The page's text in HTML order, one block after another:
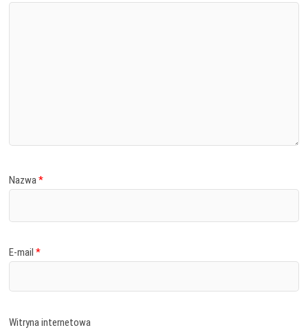
Nazwa*
E-mail*
Witryna internetowa